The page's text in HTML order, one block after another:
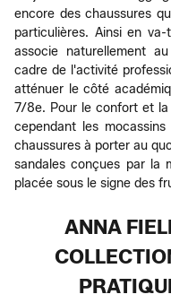
encore des chaussures
particulières. Ainsi en
associe naturellement
cadre de l'activité
atténuer le côté
7/8e. Pour le confort et
cependant les
chaussures à porter au
sandales conçues par la
placée sous le signe des
ANNA